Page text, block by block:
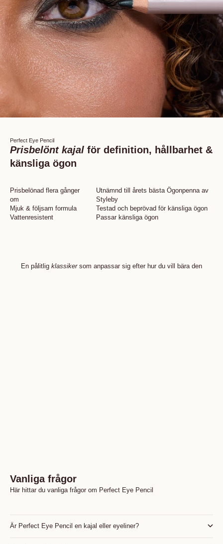
Perfect Eye Pencil
Prisbelönt kajal för definition, hållbarhet &
känsliga ögon
Prisbelönad flera gånger
om
Utnämnd till årets bästa Ögonpenna av
Styleby
Mjuk & följsam formula
Testad och beprövad för känsliga ögon
Vattenresistent
Passar känsliga ögon
En pålitlig klassikersom anpassar sig efter hur du vill bära den
Vanliga frågor
Här hittar du vanliga frågor om Perfect Eye Pencil
Är Perfect Eye Pencil en kajal eller eyeliner?